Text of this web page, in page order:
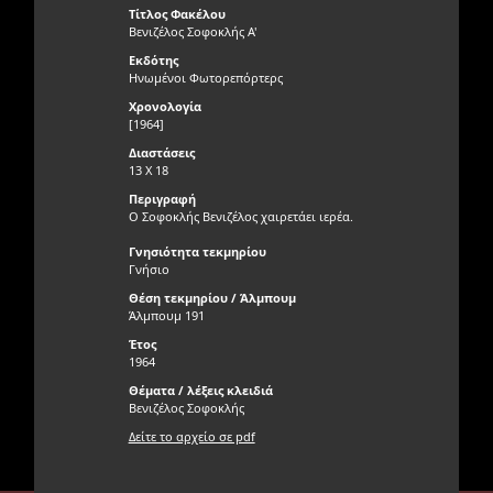
Τίτλος Φακέλου
Βενιζέλος Σοφοκλής Α'
Εκδότης
Ηνωμένοι Φωτορεπόρτερς
Χρονολογία
[1964]
Διαστάσεις
13 Χ 18
Περιγραφή
Ο Σοφοκλής Βενιζέλος χαιρετάει ιερέα.
Γνησιότητα τεκμηρίου
Γνήσιο
Θέση τεκμηρίου / Άλμπουμ
Άλμπουμ 191
Έτος
1964
Θέματα / λέξεις κλειδιά
Βενιζέλος Σοφοκλής
Δείτε το αρχείο σε pdf